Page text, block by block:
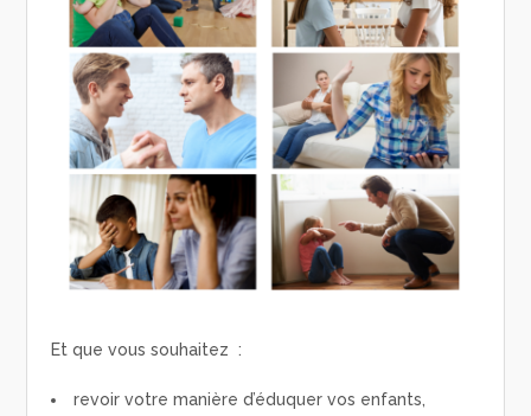
Et que vous souhaitez :
revoir votre manière d’éduquer vos enfants,